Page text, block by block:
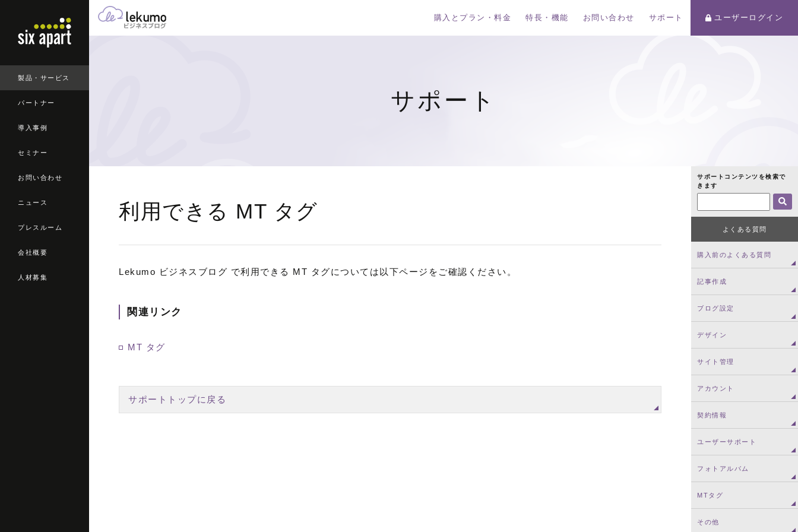
製品・サービス
パートナー
導入事例
セミナー
お問い合わせ
ニュース
プレスルーム
会社概要
人材募集
購入とプラン・料金 特長・機能 お問い合わせ サポート ユーザーログイン
サポート
利用できる MT タグ
Lekumo ビジネスブログ で利用できる MT タグについては以下ページをご確認ください。
関連リンク
MT タグ
サポートトップに戻る
サポートコンテンツを検索で
きます
よくある質問
購入前のよくある質問
記事作成
ブログ設定
デザイン
サイト管理
アカウント
契約情報
ユーザーサポート
フォトアルバム
MTタグ
その他